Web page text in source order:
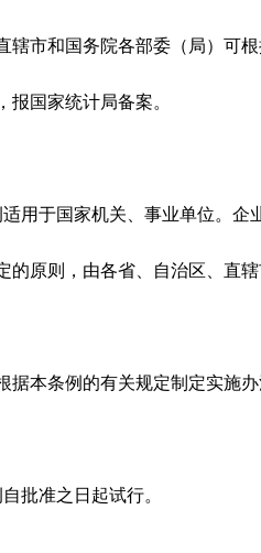
辖市和国务院各部委（局）可
报国家统计局备案。
用于国家机关、事业单位。企
的原则，由各省、自治区、直
本条例的有关规定制定实施办
批准之日起试行。